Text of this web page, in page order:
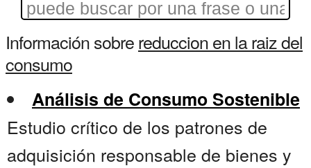
Información sobrereduccion en la raiz del
consumo
Análisis de Consumo Sostenible
Estudio crítico de los patrones de
adquisición responsable de bienes y